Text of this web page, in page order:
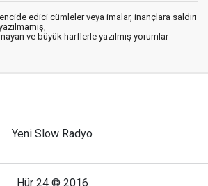
edici cümleler veya imalar, inançlara saldırı
ve büyük harflerle yazılmış yorumlar
Yeni Slow Radyo
Hür 24 © 2016